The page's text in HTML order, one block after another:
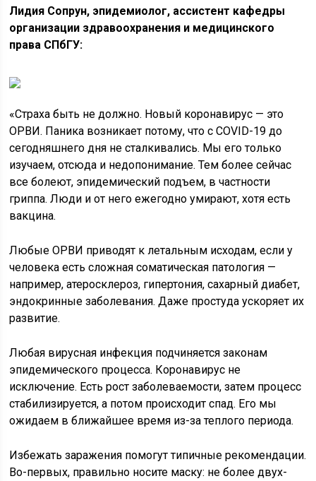
Лидия Сопрун, эпидемиолог, ассистент кафедры
организации здравоохранения и медицинского
права СПбГУ:
«Страха быть не должно. Новый коронавирус — это
ОРВИ. Паника возникает потому, что с COVID-19 до
сегодняшнего дня не сталкивались. Мы его только
изучаем, отсюда и недопонимание. Тем более сейчас
все болеют, эпидемический подъем, в частности
гриппа. Люди и от него ежегодно умирают, хотя есть
вакцина.
Любые ОРВИ приводят к летальным исходам, если у
человека есть сложная соматическая патология —
например, атеросклероз, гипертония, сахарный диабет,
эндокринные заболевания. Даже простуда ускоряет их
развитие.
Любая вирусная инфекция подчиняется законам
эпидемического процесса. Коронавирус не
исключение. Есть рост заболеваемости, затем процесс
стабилизируется, а потом происходит спад. Его мы
ожидаем в ближайшее время из-за теплого периода.
Избежать заражения помогут типичные рекомендации.
Во-первых, правильно носите маску: не более двух-